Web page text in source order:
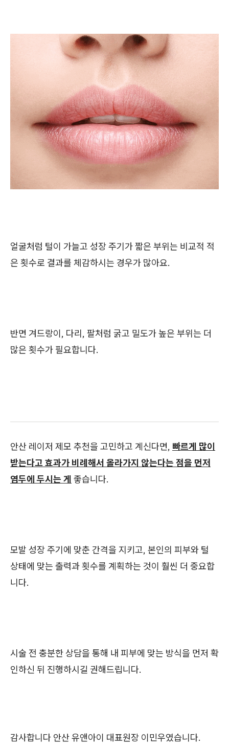
얼굴처럼 털이 가늘고 성장 주기가 짧은 부위는 비교적 적
은 횟수로 결과를 체감하시는 경우가 많아요.
반면 겨드랑이, 다리, 팔처럼 굵고 밀도가 높은 부위는 더
많은 횟수가 필요합니다.
안산 레이저 제모 추천을 고민하고 계신다면, 빠르게 많이
받는다고 효과가 비례해서 올라가지 않는다는 점을 먼저
염두에 두시는 게 좋습니다.
모발 성장 주기에 맞춘 간격을 지키고, 본인의 피부와 털
상태에 맞는 출력과 횟수를 계획하는 것이 훨씬 더 중요합
니다.
시술 전 충분한 상담을 통해 내 피부에 맞는 방식을 먼저 확
인하신 뒤 진행하시길 권해드립니다.
감사합니다 안산 유앤아이 대표원장 이민우였습니다.